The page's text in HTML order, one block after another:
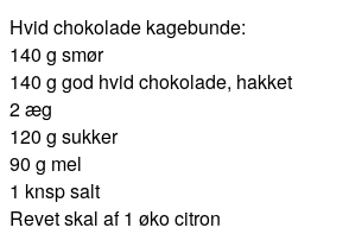
Hvid chokolade kagebunde:
140 g smør
140 g god hvid chokolade, hakket
2 æg
120 g sukker
90 g mel
1 knsp salt
Revet skal af 1 øko citron